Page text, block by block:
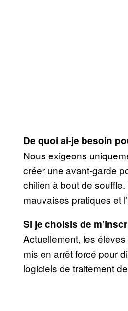
De quoi ai-je besoin
Nous exigeons
créer une avant-garde
chilien à bout de
mauvaises pratiques et
Si je choisis de
Actuellement, les
mis en arrêt forcé pour
logiciels de traitement